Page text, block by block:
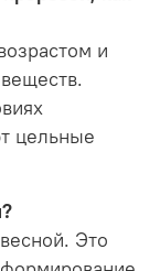
и
цельные
Это